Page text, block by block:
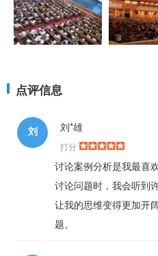
点评信息
刘 刘*雄
打分
讨论案例分析是我最喜
讨论问题时，我会听到
让我的思维变得更加开
题。